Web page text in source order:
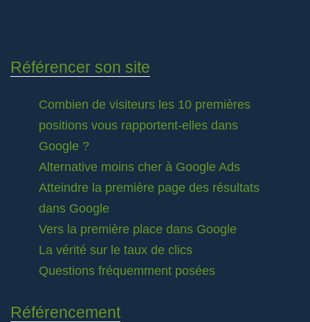
Référencer son site
Combien de visiteurs les 10 premières
positions vous rapportent-elles dans
Google ?
Alternative moins cher à Google Ads
Atteindre la première page des résultats
dans Google
Vers la première place dans Google
La vérité sur le taux de clics
Questions fréquemment posées
Référencement